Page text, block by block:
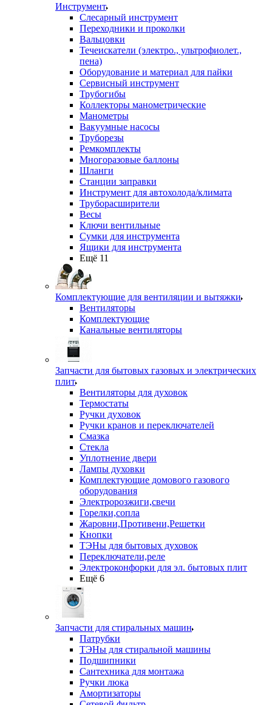
Инструмент
Слесарный инструмент
Переходники и проколки
Вальцовки
Течеискатели (электро., ультрофиолет.,
пена)
Оборудование и материал для пайки
Сервисный инструмент
Трубогибы
Коллекторы манометрические
Манометры
Вакуумные насосы
Труборезы
Ремкомплекты
Многоразовые баллоны
Шланги
Станции заправки
Инструмент для автохолода/климата
Труборасширители
Весы
Ключи вентильные
Сумки для инструмента
Ящики для инструмента
Ещё 11
Комплектующие для вентиляции и вытяжки
Вентиляторы
Комплектующие
Канальные вентиляторы
Запчасти для бытовых газовых и электрических
плит
Вентиляторы для духовок
Термостаты
Ручки духовок
Ручки кранов и переключателей
Смазка
Стекла
Уплотнение двери
Лампы духовки
Комплектующие домового газового
оборудования
Электророзжиги,свечи
Горелки,сопла
Жаровни,Противени,Решетки
Кнопки
ТЭНы для бытовых духовок
Переключатели,реле
Электроконфорки для эл. бытовых плит
Ещё 6
Запчасти для стиральных машин
Патрубки
ТЭНы для стиральной машины
Подшипники
Сантехника для монтажа
Ручки люка
Амортизаторы